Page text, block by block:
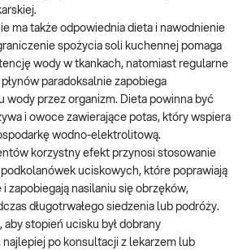
ma także odpowiednia dieta i nawodnienie
spożycia soli kuchennej pomaga
wody w tkankach, natomiast regularne
paradoksalnie zapobiega
wody przez organizm. Dieta powinna być
i owoce zawierające potas, który wspiera
wodno-elektrolitową.
korzystny efekt przynosi stosowanie
uciskowych, które poprawiają
i zapobiegają nasilaniu się obrzęków,
długotrwałego siedzenia lub podróży.
aby stopień ucisku był dobrany
najlepiej po konsultacji z lekarzem lub